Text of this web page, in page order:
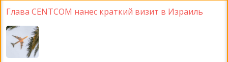
Глава CENTCOM нанес краткий визит в Израиль